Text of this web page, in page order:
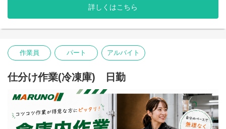
*入社時期、調整いたします！
すぐにでもお仕事を始めたい方、在職中で入社時期を相談したい
方、ご家族と相談してじっくり決めたい方…ご遠慮なくお申し付
整いたします。
という方についてはお気軽にお電話いただければと思います。
TEL:095-839-7502
東彼杵町、諫早市や長崎市から通勤しているスタッフ多数在籍。
もちろんマイカー通勤OKです♪
詳しくはこちら
作業員 パート アルバイト
仕分け作業(冷凍庫) 日勤